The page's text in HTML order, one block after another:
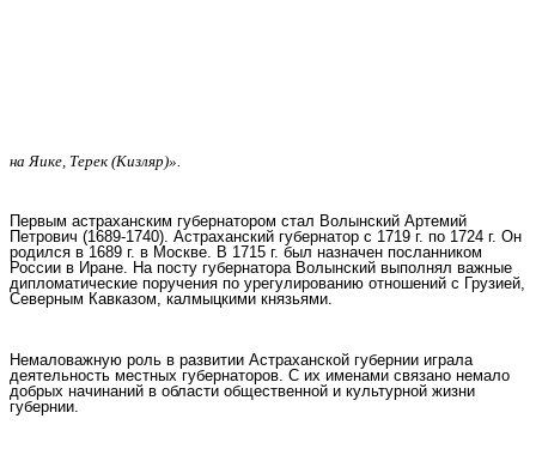
на Яике, Терек (Кизляр)».
Первым астраханским губернатором стал Волынский Артемий
Петрович (1689-1740). Астраханский губернатор с 1719 г. по 1724 г. Он
родился в 1689 г. в Москве. В 1715 г. был назначен посланником
России в Иране. На посту губернатора Волынский выполнял важные
дипломатические поручения по урегулированию отношений с Грузией,
Северным Кавказом, калмыцкими князьями.
Немаловажную роль в развитии Астраханской губернии играла
деятельность местных губернаторов. С их именами связано немало
добрых начинаний в области общественной и культурной жизни
губернии.